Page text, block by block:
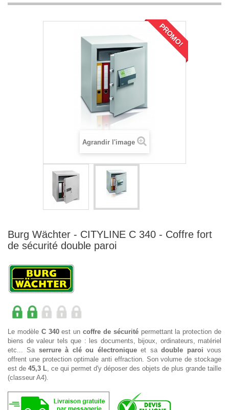
PROMO!
Agrandir l'image
Burg Wächter - CITYLINE C 340 - Coffre fort
de sécurité double paroi
Le modèle C 340est uncoffre de sécuritépermettant la protection de
biens de valeur tels que : les documents, bijoux, ordinateurs, matériel
etc... Sa serrure à clé ou électroniqueet sadouble paroi vous
offrent une protection optimale anti effraction. Son volume de stockage
est de 45,3 L, ce qui permet d'y déposer des objets de plus grande taille
(classeur A4).